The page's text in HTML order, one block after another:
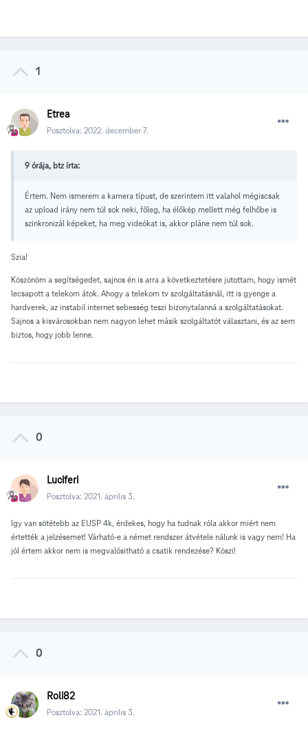
1
Etrea
Posztolva: 2022. december 7.
9 órája, btz írta:
Értem. Nem ismerem a kamera típust, de szerintem itt valahol mégiscsak
az upload irány nem túl sok neki, főleg, ha élőkép mellett még felhőbe is
szinkronizál képeket, ha meg videókat is, akkor pláne nem túl sok.
Szia!
Köszönöm a segítségedet, sajnos én is arra a következtetésre jutottam, hogy ismét
lecsapott a telekom átok. Ahogy a telekom tv szolgáltatásnál, itt is gyenge a
hardverek, az instabil internet sebesség teszi bizonytalanná a szolgáltatásokat.
Sajnos a kisvárosokban nem nagyon lehet másik szolgáltatót választani, és az sem
biztos, hogy jobb lenne.
0
Luciferi
Posztolva: 2021. április 3.
Igy van sötétebb az EUSP 4k, érdekes, hogy ha tudnak róla akkor miért nem
értették a jelzésemet! Várható-e a német rendszer átvétele nálunk is vagy nem! Ha
jól értem akkor nem is megvalósitható a csatik rendezése? Köszi!
0
Roli82
Posztolva: 2021. április 3.